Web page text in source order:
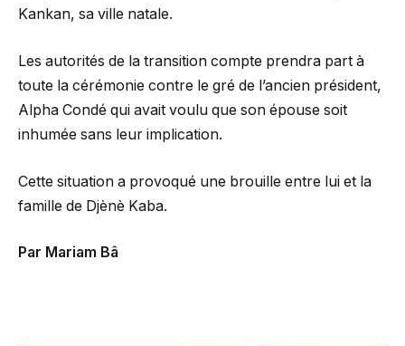
Kankan, sa ville natale.
Les autorités de la transition compte prendra part à
toute la cérémonie contre le gré de l’ancien président,
Alpha Condé qui avait voulu que son épouse soit
inhumée sans leur implication.
Cette situation a provoqué une brouille entre lui et la
famille de Djènè Kaba.
Par Mariam Bâ